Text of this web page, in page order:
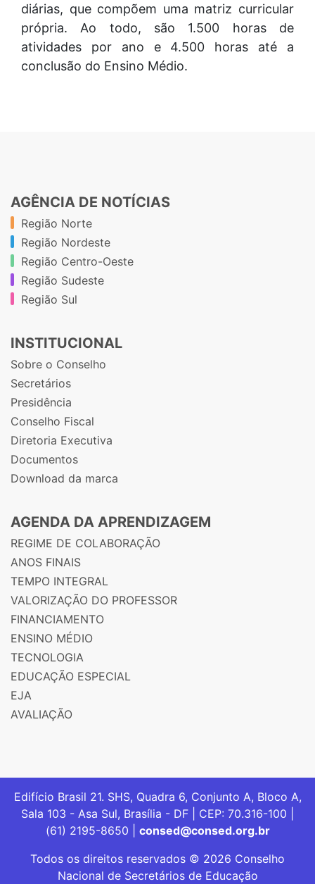
diárias, que compõem uma matriz curricular
própria. Ao todo, são 1.500 horas de
atividades por ano e 4.500 horas até a
conclusão do Ensino Médio.
AGÊNCIA DE NOTÍCIAS
Região Norte
Região Nordeste
Região Centro-Oeste
Região Sudeste
Região Sul
INSTITUCIONAL
Sobre o Conselho
Secretários
Presidência
Conselho Fiscal
Diretoria Executiva
Documentos
Download da marca
AGENDA DA APRENDIZAGEM
REGIME DE COLABORAÇÃO
ANOS FINAIS
TEMPO INTEGRAL
VALORIZAÇÃO DO PROFESSOR
FINANCIAMENTO
ENSINO MÉDIO
TECNOLOGIA
EDUCAÇÃO ESPECIAL
EJA
AVALIAÇÃO
Edifício Brasil 21. SHS, Quadra 6, Conjunto A, Bloco A,
Sala 103 - Asa Sul, Brasília - DF | CEP: 70.316-100 |
(61) 2195-8650 | consed@consed.org.br
Todos os direitos reservados © 2026 Conselho
Nacional de Secretários de Educação